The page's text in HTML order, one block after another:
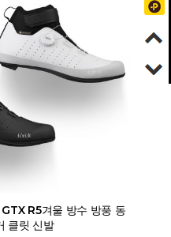
R5겨울 방수 방풍 동
클릿 신발